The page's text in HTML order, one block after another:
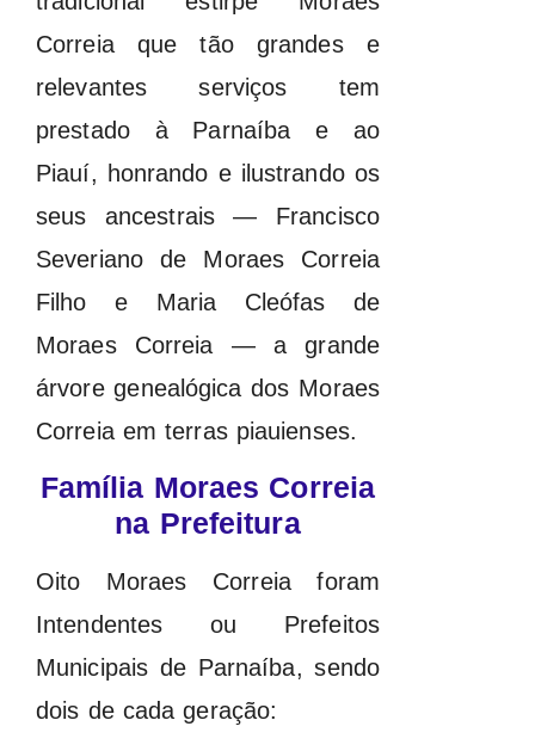
Correia que tão grandes e
relevantes serviços tem
prestado à Parnaíba e ao
Piauí, honrando e ilustrando os
seus ancestrais — Francisco
Severiano de Moraes Correia
Filho e Maria Cleófas de
Moraes Correia — a grande
árvore genealógica dos Moraes
Correia em terras piauienses.
Família Moraes Correia
na Prefeitura
Oito Moraes Correia foram
Intendentes ou Prefeitos
Municipais de Parnaíba, sendo
dois de cada geração: